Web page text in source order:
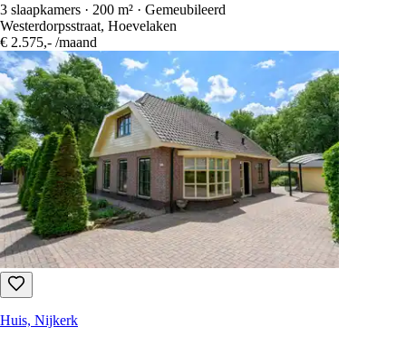
3 slaapkamers · 200 m² · Gemeubileerd
Westerdorpsstraat, Hoevelaken
€ 2.575,- /maand
Huis, Nijkerk